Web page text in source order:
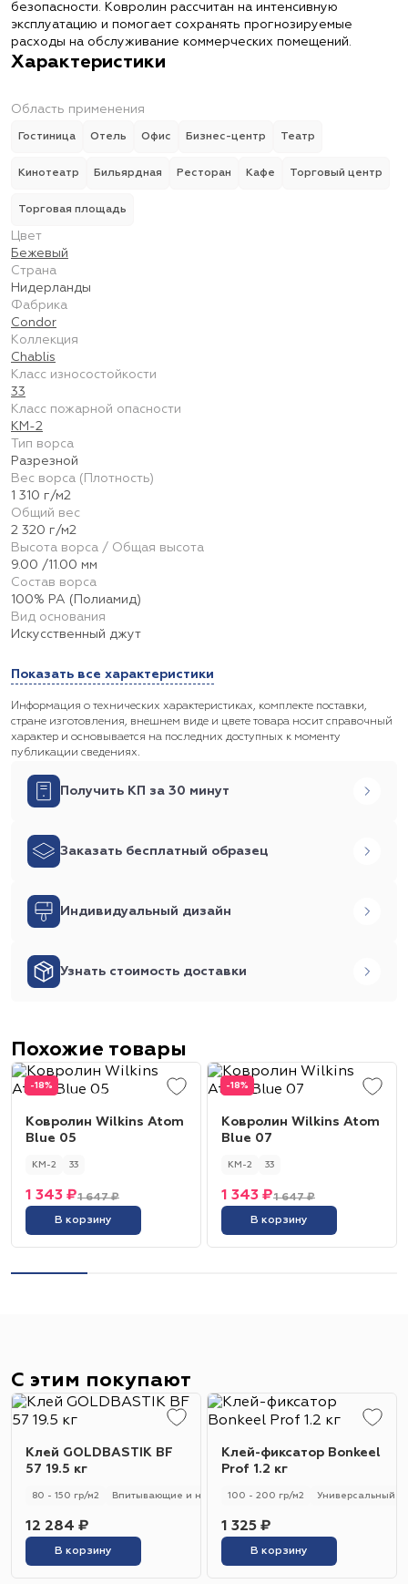
безопасности. Ковролин рассчитан на интенсивную
эксплуатацию и помогает сохранять прогнозируемые
расходы на обслуживание коммерческих помещений.
Характеристики
Область применения
Гостиница Отель Офис Бизнес-центр Театр
Кинотеатр Бильярдная Ресторан Кафе Торговый центр
Торговая площадь
Цвет
Бежевый
Страна
Нидерланды
Фабрика
Condor
Коллекция
Chablis
Класс износостойкости
33
Класс пожарной опасности
КМ-2
Тип ворса
Разрезной
Вес ворса (Плотность)
1 310 г/м2
Общий вес
2 320 г/м2
Высота ворса / Общая высота
9.00 /11.00 мм
Состав ворса
100% PA (Полиамид)
Вид основания
Искусственный джут
Показать все характеристики
Информация о технических характеристиках, комплекте поставки,
стране изготовления, внешнем виде и цвете товара носит справочный
характер и основывается на последних доступных к моменту
публикации сведениях.
Получить КП за 30 минут
Заказать бесплатный образец
Индивидуальный дизайн
Узнать стоимость доставки
Похожие товары
-18%
Ковролин Wilkins Atom
Blue 05
КМ-2 33
1 647 ₽
1 343 ₽
В корзину
-18%
Ковролин Wilkins Atom
Blue 07
КМ-2 33
1 647 ₽
1 343 ₽
В корзину
С этим покупают
Клей GOLDBASTIK BF
57 19.5 кг
80 - 150 гр/м2 Впитывающие и не впитывающие Универсальный
12 284 ₽
В корзину
Клей-фиксатор Bonkeel
Prof 1.2 кг
100 - 200 гр/м2 Универсальный
1 325 ₽
В корзину